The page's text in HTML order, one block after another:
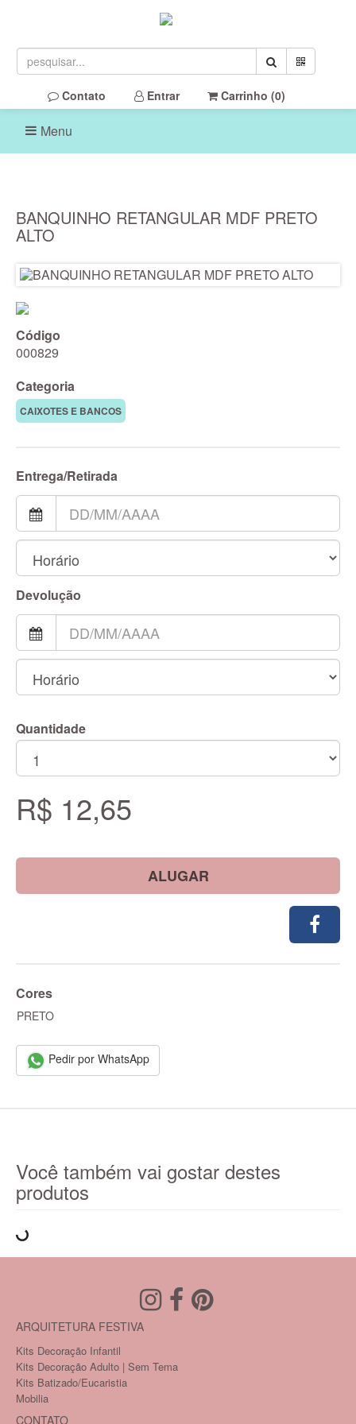
Contato Entrar Carrinho (0)
Menu
BANQUINHO RETANGULAR MDF PRETO
ALTO
Código
000829
Categoria
CAIXOTES E BANCOS
Entrega/Retirada
Devolução
Quantidade
R$ 12,65
ALUGAR
Cores
PRETO
Pedir por WhatsApp
Você também vai gostar destes
produtos
ARQUITETURA FESTIVA
Kits Decoração Infantil
Kits Decoração Adulto | Sem Tema
Kits Batizado/Eucaristia
Mobilia
CONTATO